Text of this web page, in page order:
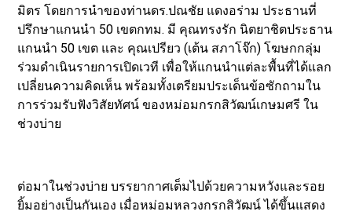
มิตร โดยการนำของท่านดร.ปณชัย แดงอร่าม ประธานที่
ปรึกษาแกนนำ 50 เขตกทม. มี คุณทรงรัก นิตยาชิตประธาน
แกนนำ 50 เขต และ คุณเปรียว (เต้น สภาโจ๊ก) โฆษกกลุ่ม
ร่วมดำเนินรายการเปิดเวที เพื่อให้แกนนำแต่ละพื้นที่ได้แลก
เปลี่ยนความคิดเห็น พร้อมทั้งเตรียมประเด็นข้อซักถามใน
การร่วมรับฟังวิสัยทัศน์ ของหม่อมกรกสิวัฒน์เกษมศรี ใน
ช่วงบ่าย
​ต่อมาในช่วงบ่าย บรรยากาศเต็มไปด้วยความหวังและรอย
ยิ้มอย่างเป็นกันเอง เมื่อหม่อมหลวงกรกสิวัฒน์ ได้ขึ้นแสดง